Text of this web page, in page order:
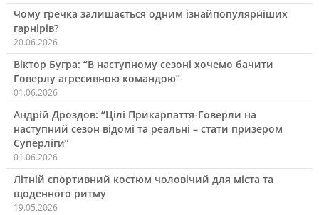
Чому гречка залишається одним ізнайпопулярніших
гарнірів?
20.06.2026
Віктор Бугра: “В наступному сезоні хочемо бачити
Говерлу агресивною командою”
01.06.2026
Андрій Дроздов: “Цілі Прикарпаття-Говерли на
наступний сезон відомі та реальні – стати призером
Суперліги”
01.06.2026
Літній спортивний костюм чоловічий для міста та
щоденного ритму
19.05.2026